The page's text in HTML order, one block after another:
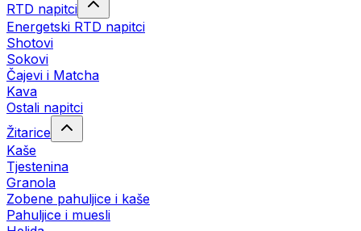
RTD napitci
Energetski RTD napitci
Shotovi
Sokovi
Čajevi i Matcha
Kava
Ostali napitci
Žitarice
Kaše
Tjestenina
Granola
Zobene pahuljice i kaše
Pahuljice i muesli